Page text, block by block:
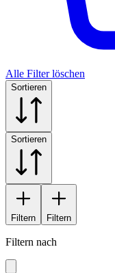
Alle Filter löschen
Sortieren
Sortieren
Filtern Filtern
Filtern nach